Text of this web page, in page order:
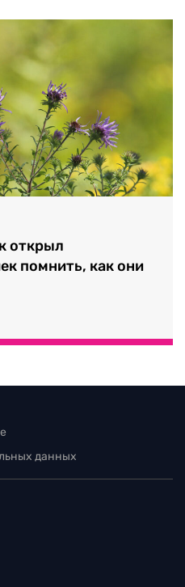
открыл
помнить, как они
данных